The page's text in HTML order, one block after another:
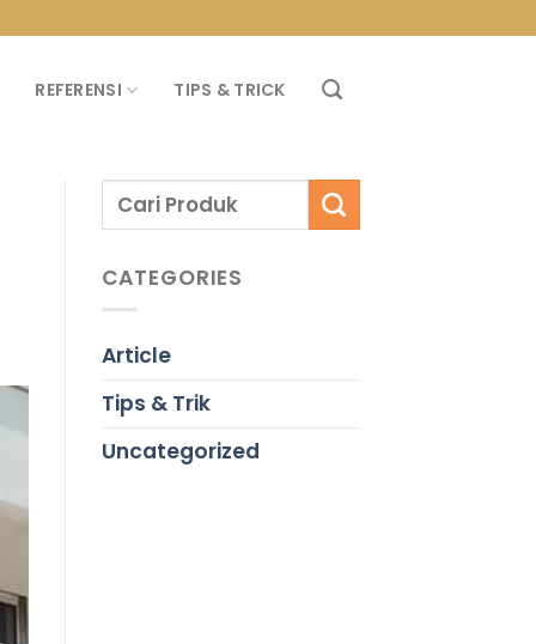
REFERENSI TIPS & TRICK
CATEGORIES
Article
Tips & Trik
Uncategorized